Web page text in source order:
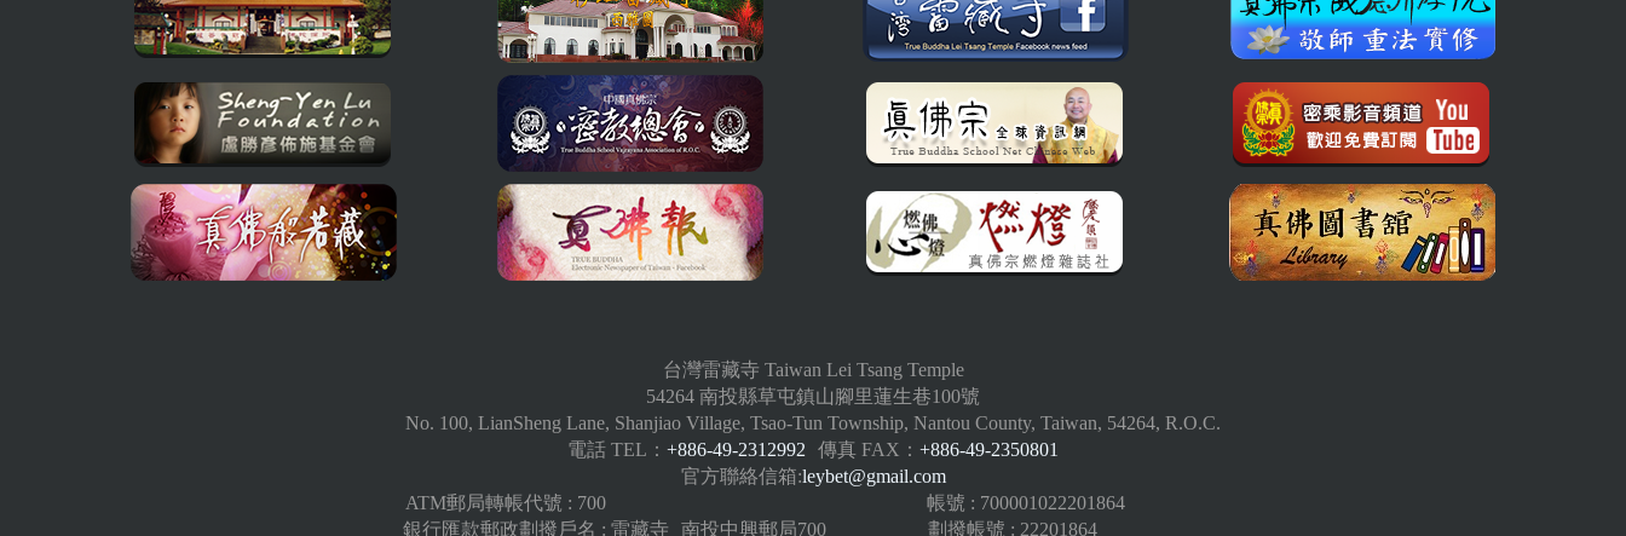
台灣雷藏寺 Taiwan Lei Tsang Temple
54264 南投縣草屯鎮山腳里蓮生巷100號
No. 100, LianSheng Lane, Shanjiao Village, Tsao-Tun Township, Nantou County, Taiwan, 54264, R.O.C.
電話 TEL： +886-49-2312992 傳真 FAX： +886-49-2350801
官方聯絡信箱:leybet@gmail.com
ATM郵局轉帳代號 : 700
帳號 : 700001022201864
銀行匯款郵政劃撥戶名 : 雷藏寺 南投中興郵局700 劃撥帳號 : 22201864